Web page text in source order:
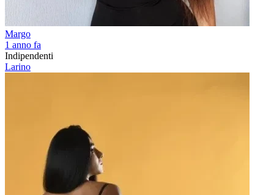
Margo
1 anno fa
Indipendenti
Larino